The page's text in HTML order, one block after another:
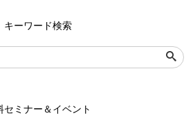
キーワード検索
セミナー＆イベント